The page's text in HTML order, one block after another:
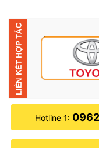
✦ Chip set: Unisoc
✦ Kết nối: Apple
✦ Bảo hành điện tử:
✦ Tặng kèm bản
TÍNH NĂNG CỦA
Hotline 1: